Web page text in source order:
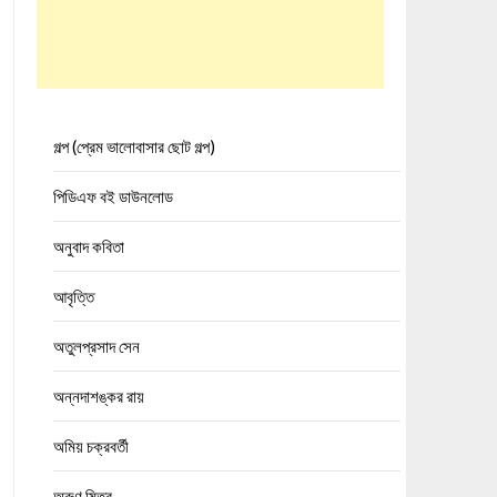
গল্প (প্রেম ভালোবাসার ছোট গল্প)
পিডিএফ বই ডাউনলোড
অনুবাদ কবিতা
আবৃত্তি
অতুলপ্রসাদ সেন
অন্নদাশঙ্কর রায়
অমিয় চক্রবর্তী